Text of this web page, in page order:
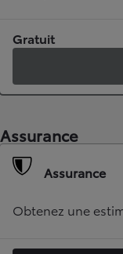
Gratuit
Assurance
Assurance
Obtenez une